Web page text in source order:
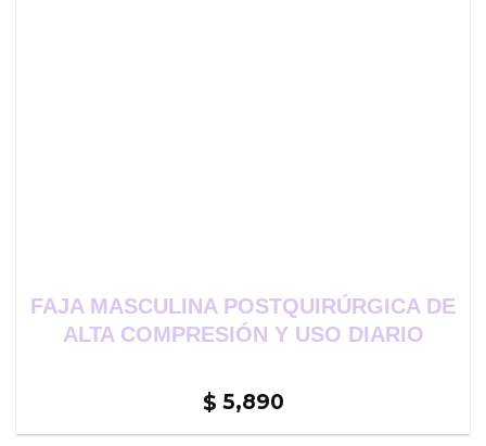
FAJA MASCULINA POSTQUIRÚRGICA DE
ALTA COMPRESIÓN Y USO DIARIO
$ 5,890